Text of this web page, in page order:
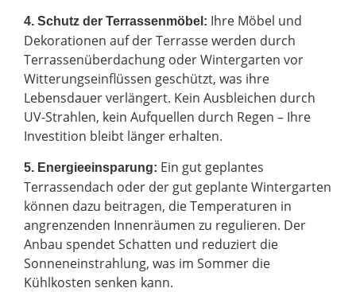
4. Schutz der Terrassenmöbel: Ihre Möbel und
Dekorationen auf der Terrasse werden durch
Terrassenüberdachung oder Wintergarten vor
Witterungseinflüssen geschützt, was ihre
Lebensdauer verlängert. Kein Ausbleichen durch
UV-Strahlen, kein Aufquellen durch Regen – Ihre
Investition bleibt länger erhalten.
5. Energieeinsparung: Ein gut geplantes
Terrassendach oder der gut geplante Wintergarten
können dazu beitragen, die Temperaturen in
angrenzenden Innenräumen zu regulieren. Der
Anbau spendet Schatten und reduziert die
Sonneneinstrahlung, was im Sommer die
Kühlkosten senken kann.